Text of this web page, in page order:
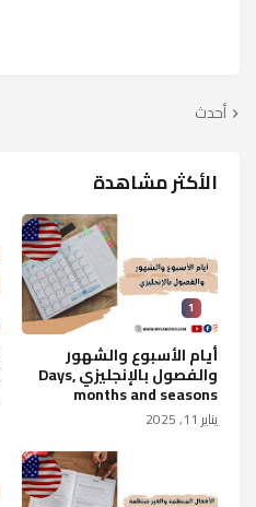
أحدث
الأكثر مشاهدة
1
أيام الأسبوع والشهور
والفصول بالإنجليزي Days,
months and seasons
يناير 11, 2025